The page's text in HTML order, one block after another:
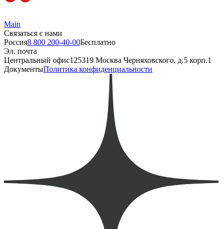
Main
Связаться с нами
Россия8 800 200-40-00Бесплатно
Эл. почта
Центральный офис125319 Москва Черняховского, д.5 корп.1
ДокументыПолитика конфиденциальности